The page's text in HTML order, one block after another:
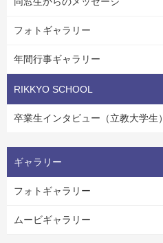
フォトギャラリー
年間行事ギャラリー
RIKKYO SCHOOL
卒業生インタビュー（立教大学生）
ギャラリー
フォトギャラリー
ムービギャラリー